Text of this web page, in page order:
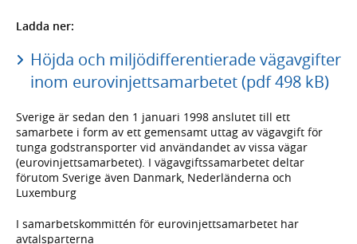
Ladda ner:
Höjda och miljödifferentierade vägavgifter
inom eurovinjettsamarbetet (pdf 498 kB)
Sverige är sedan den 1 januari 1998 anslutet till ett
samarbete i form av ett gemensamt uttag av vägavgift för
tunga godstransporter vid användandet av vissa vägar
(eurovinjettsamarbetet). I vägavgiftssamarbetet deltar
förutom Sverige även Danmark, Nederländerna och
Luxemburg
I samarbetskommittén för eurovinjettsamarbetet har
avtalsparterna